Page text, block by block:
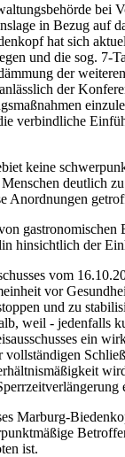
bei
in Bezug auf
hat sich
und die sog.
der
der
verbindliche
keine
deutlich
Anordnungen
hinsichtlich der
vom
vor
und zu
weil - jedenfalls
ein
Marburg-
ist.